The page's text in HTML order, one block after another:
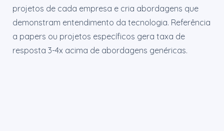
projetos de cada empresa e cria abordagens que
demonstram entendimento da tecnologia. Referência
a papers ou projetos específicos gera taxa de
resposta 3-4x acima de abordagens genéricas.